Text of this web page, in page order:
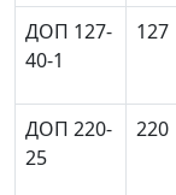
ДОП 127-
40-1
127
ДОП 220-
25
220